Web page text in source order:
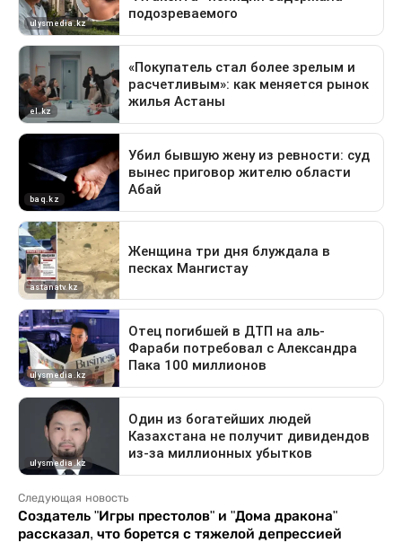
Следующая новость
Создатель "Игры престолов" и "Дома дракона"
рассказал, что борется с тяжелой депрессией